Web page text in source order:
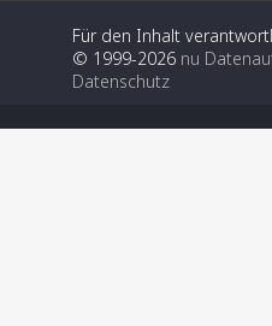
Für den Inhalt
© 1999-2026 nu
Datenschutz